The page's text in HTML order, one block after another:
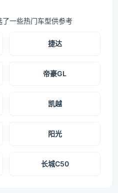
一些热门车型供参考
捷达
帝豪GL
凯越
阳光
长城C50